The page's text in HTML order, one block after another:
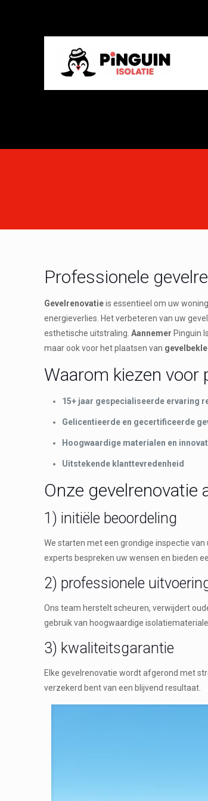
Professionele
Gevelrenovatieis essentieel om uw
energieverlies. Het verbeteren van uw
esthetische uitstraling.Aannemer Pinguin
maar ook voor het plaatsen van
Waarom kiezen voor
15+ jaar gespecialiseerde ervaring
Gelicentieerde en gecertificeerde
Hoogwaardige materialen en
Uitstekende klanttevredenheid
Onze gevelrenovatie
1) initiële beoordeling
We starten met een grondige inspectie
experts bespreken uw wensen en bieden
2) professionele
Ons team herstelt scheuren, verwijdert
gebruik van hoogwaardige
3) kwaliteitsgarantie
Elke gevelrenovatie wordt afgerond met
verzekerd bent van een blijvend resultaat.